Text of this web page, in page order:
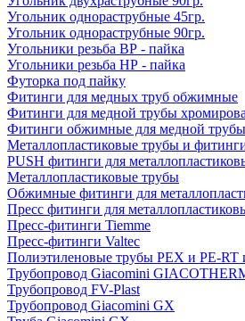
Угольник однораструбные 45гр.
Угольник однораструбные 90гр.
Угольники резьба ВР - пайка
Угольники резьба НР - пайка
Футорка под пайку
Фитинги для медных труб обжимные
Фитинги для медной трубы
Фитинги обжимные для медной
Металлопластиковые трубы и
PUSH фитинги для
Металлопластиковые трубы
Обжимные фитинги для
Пресс фитинги для
Пресс-фитинги Tiemme
Пресс-фитинги Valtec
Полиэтиленовые трубы PEX и PE-
Трубопровод Giacomini
Трубопровод FV-Plast
Трубопровод Giacomini GX